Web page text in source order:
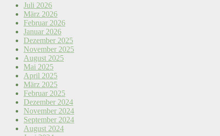
Juli 2026
März 2026
Februar 2026
Januar 2026
Dezember 2025
November 2025
August 2025
Mai 2025
April 2025
März 2025
Februar 2025
Dezember 2024
November 2024
September 2024
August 2024